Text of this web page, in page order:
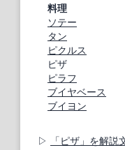
料理
ソテー
タン
ピクルス
ピザ
ピラフ
ブイヤベース
ブイヨン
「ピザ」を解